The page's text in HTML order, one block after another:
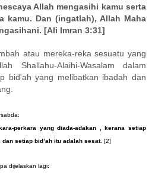
Allah mengasihi kamu serta
kamu. Dan (ingatlah), Allah Maha
[Ali Imran 3:31]
atau mereka-reka sesuatu yang
Shallahu-Alaihi-Wasalam dalam
bid'ah yang melibatkan ibadah dan
perkara yang diada-adakan , kerana setiap
setiap bid’ah itu adalah sesat. [2]
dijelaskan lagi: